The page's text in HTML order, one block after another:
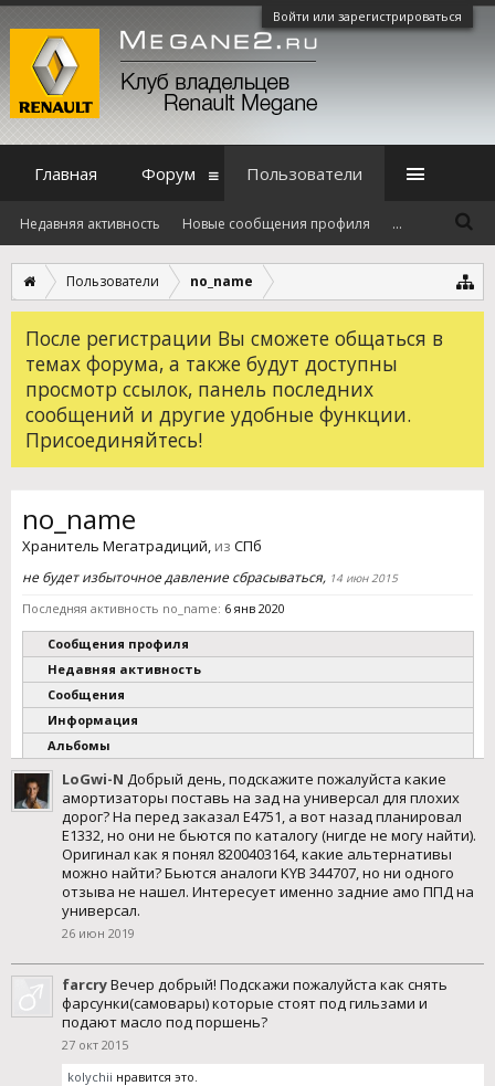
Войти или зарегистрироваться
Пользователи no_name
После регистрации Вы сможете общаться в
темах форума, а также будут доступны
просмотр ссылок, панель последних
сообщений и другие удобные функции.
Присоединяйтесь!
no_name
Хранитель Мегатрадиций, из СПб
не будет избыточное давление сбрасываться, 14 июн 2015
Последняя активность no_name: 6 янв 2020
Сообщения профиля
Недавняя активность
Сообщения
Информация
Альбомы
LoGwi-N Добрый день, подскажите пожалуйста какие
амортизаторы поставь на зад на универсал для плохих
дорог? На перед заказал E4751, а вот назад планировал
E1332, но они не бьются по каталогу (нигде не могу найти).
Оригинал как я понял 8200403164, какие альтернативы
можно найти? Бьются аналоги KYB 344707, но ни одного
отзыва не нашел. Интересует именно задние амо ППД на
универсал.
26 июн 2019
farcryВечер добрый! Подскажи пожалуйста как снять
фарсунки(самовары) которые стоят под гильзами и
подают масло под поршень?
27 окт 2015
kolychii нравится это.
Главная Форум Пользователи
Недавняя активность Новые сообщения профиля ...